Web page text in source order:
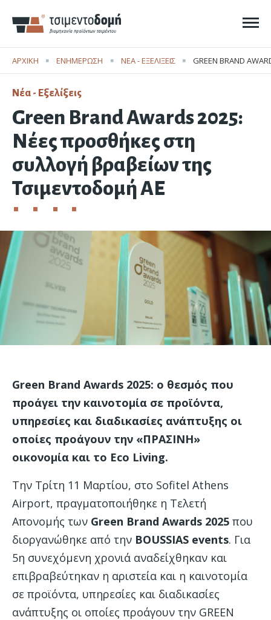
ΑΡΧΙΚΗ ΕΝΗΜΕΡΩΣΗ ΝΈΑ - ΕΞΕΛΊΞΕΙΣ CURRENT:
GREEN BRAND
Νέα - Εξελίξεις
Green Brand Awards 2025:
Νέες προσθήκες στη
συλλογή βραβείων της
Τσιμεντοδομή ΑΕ
Green Brand Awards 2025: ο θεσμός που
προάγει την καινοτομία σε προϊόντα,
υπηρεσίες και διαδικασίες ανάπτυξης οι
οποίες προάγουν την «ΠΡΑΣΙΝΗ»
οικονομία και το Eco Living.
Την Τρίτη 11 Μαρτίου, στο Sofitel Athens
Airport, πραγματοποιήθηκε η Τελετή
Απονομής των Green Brand Awards 2025 που
διοργανώθηκε από την BOUSSIAS events. Για
5η συνεχόμενη χρονιά αναδείχθηκαν και
επιβραβεύτηκαν η αριστεία και η καινοτομία
σε προϊόντα, υπηρεσίες και διαδικασίες
ανάπτυξης οι οποίες προάγουν την GREEN